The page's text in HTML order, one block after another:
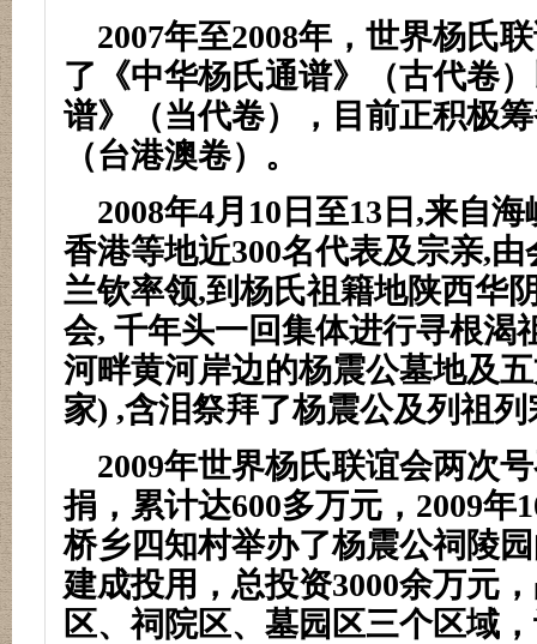
2007年至2008年，世界杨氏
了《中华杨氏通谱》（古代卷
谱》（当代卷），目前正积极
（台港澳卷）。
2008年4月 10 日至13 日 ,来自海
香港等地近300名代表及宗亲,由
兰钦率领,到杨氏祖籍地陕西华
会, 千年头一回集体进行寻根渴
河畔黄河岸边的杨震公墓地及
家) ,含泪祭拜了杨震公及列祖
2009年世界杨氏联谊会两次
捐，累计达600多万元， 2009年
桥乡四知村举办了杨震公祠陵
建成投用，总投资3000余万元
区、祠院区、墓园区三个区域